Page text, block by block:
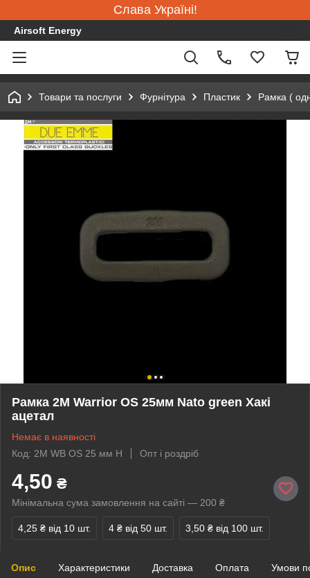
Слава Україні!
Airsoft Energy
Товари та послуги Фурнітура Пластик Рамка (
Рамка 2M Warrior OS 25мм Nato green Хакі
ацетал
Немає в наявності
Код: 2M WB OS 25 мм H
Опт і роздріб
4,50 ₴
Мінімальна сума замовлення на сайті — 200 ₴
4,25 ₴ від 10 шт. 4 ₴ від 50 шт. 3,50 ₴ від 100 шт.
Опис Характеристики Доставка Оплата Умови